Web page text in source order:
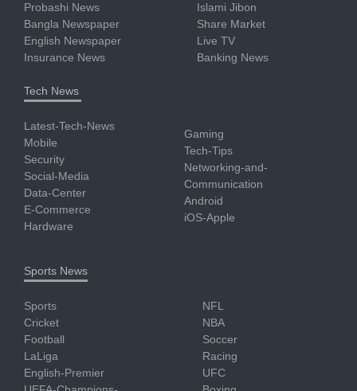
Probashi News
Bangla Newspaper
English Newspaper
Insurance News
Islami Jibon
Share Market
Live TV
Banking News
Tech News
Latest-Tech-News
Mobile
Security
Social-Media
Data-Center
E-Commerce
Hardware
Gaming
Tech-Tips
Networking-and-
Communication
Android
iOS-Apple
Sports News
Sports
Cricket
Football
LaLiga
English-Premier
NFL
NBA
Soccer
Racing
UFC